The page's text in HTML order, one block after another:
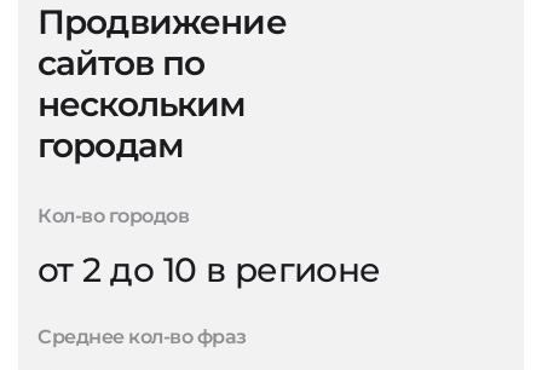
Продвижение
сайтов по
нескольким
городам
Кол-во городов
от 2 до 10 в регионе
Среднее кол-во фраз